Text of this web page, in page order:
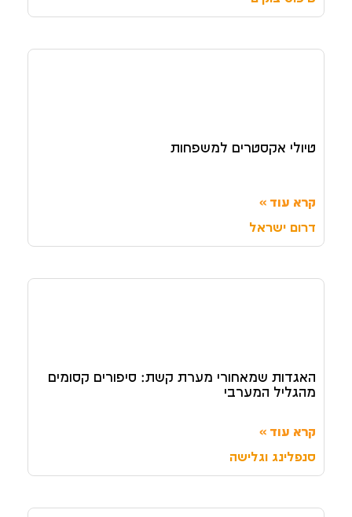
טיולי אקסטרים למשפחות
קרא עוד »
דרום ישראל
האגדות שמאחורי מערת קשת: סיפורים קסומים
מהגליל המערבי
קרא עוד »
סנפלינג וגלישה